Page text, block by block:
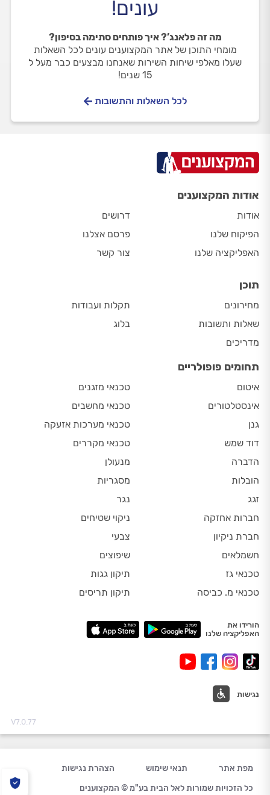
עונים!
מה זה פלאנג’? איך פותחים סתימה בסיפון?
מומחי התוכן של אתר המקצוענים עונים לכל השאלות
שעלו מאלפי שיחות השירות שאנחנו מבצעים כבר מעל ל
15 שנים!
לכל השאלות והתשובות
אודות המקצוענים
אודות
הפיקוח שלנו
האפליקציה שלנו
דרושים
פרסם אצלנו
צור קשר
תוכן
מחירונים
שאלות ותשובות
מדריכים
תקלות ועבודות
בלוג
תחומים פופולריים
איטום
אינסטלטורים
גנן
דוד שמש
הדברה
הובלות
זגג
חברות אחזקה
חברת ניקיון
חשמלאים
טכנאי גז
טכנאי מ. כביסה
טכנאי מזגנים
טכנאי מחשבים
טכנאי מערכות אזעקה
טכנאי מקררים
מנעולן
מסגריות
נגר
ניקוי שטיחים
צבעי
שיפוצים
תיקון גגות
תיקון תריסים
הורידו את
האפליקציה שלנו
נגישות
V7.0.77
מפת אתר תנאי שימוש
הצהרת נגישות
כל הזכויות שמורות לאל הבית בע"מ © המקצוענים